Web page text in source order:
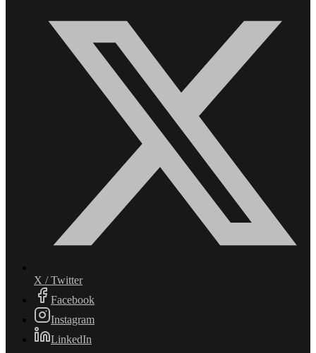
X / Twitter
Facebook
Instagram
LinkedIn